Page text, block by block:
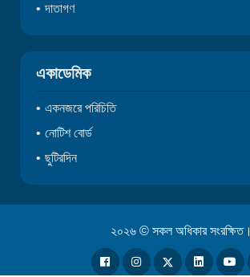
দাতাগণ
একাডেমিক
একনজরে পরিচিতি
নোটিশ বোর্ড
ছুটিরদিন
২০২৬ © সকল অধিকার সংরক্ষিত।